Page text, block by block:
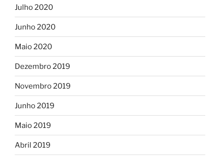
Julho 2020
Junho 2020
Maio 2020
Dezembro 2019
Novembro 2019
Junho 2019
Maio 2019
Abril 2019